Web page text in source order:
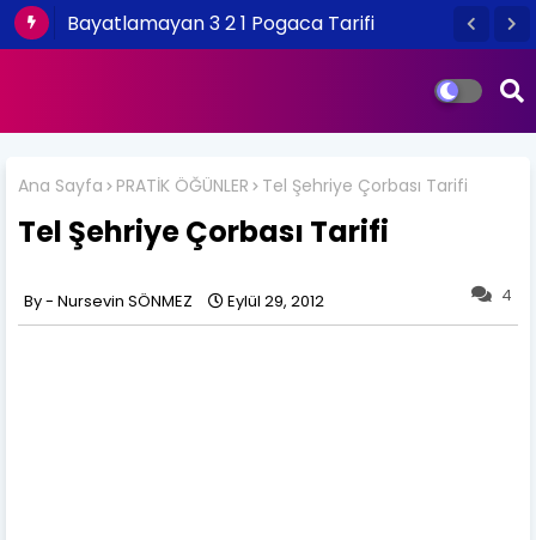
Bayatlamayan 3 2 1 Pogaca Tarifi
Ana Sayfa PRATİK ÖĞÜNLER Tel Şehriye Çorbası Tarifi
Tel Şehriye Çorbası Tarifi
4
Nursevin SÖNMEZ Eylül 29, 2012